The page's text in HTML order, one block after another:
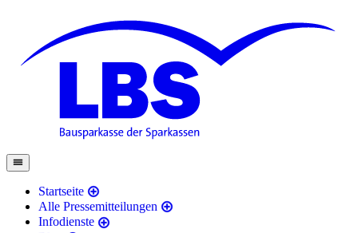
Startseite
Alle Pressemitteilungen
Infodienste